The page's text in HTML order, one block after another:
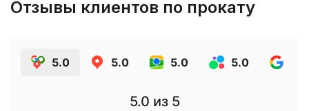
Отзывы клиентов по прокату
5.0 5.0 5.0 5.0
5.0 из 5